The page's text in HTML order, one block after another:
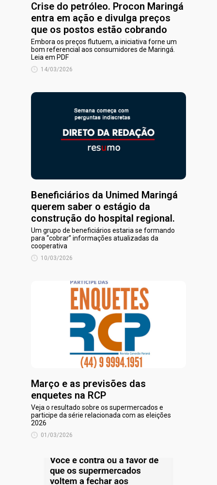
Crise do petróleo. Procon Maringá
entra em ação e divulga preços
que os postos estão cobrando
Embora os preços flutuem, a iniciativa forne um
bom referencial aos consumidores de Maringá.
Leia em PDF
14/03/2026
Beneficiários da Unimed Maringá
querem saber o estágio da
construção do hospital regional.
Um grupo de beneficiários estaria se formando
para “cobrar” informações atualizadas da
cooperativa
10/03/2026
Março e as previsões das
enquetes na RCP
Veja o resultado sobre os supermercados e
participe da série relacionada com as eleições
2026
01/03/2026